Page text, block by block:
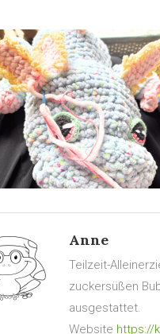
Anne
Teilzeit-
zuckersüßen
ausgestattet.
Website https://